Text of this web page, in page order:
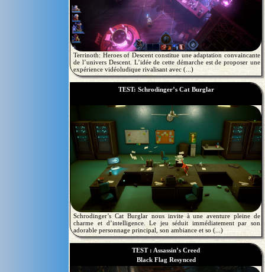
Terrinoth: Heroes of Descent constitue une adaptation convaincante
de l’univers Descent. L’idée de cette démarche est de proposer une
expérience vidéoludique rivalisant avec (...)
TEST: Schrodinger’s Cat Burglar
Schrodinger’s Cat Burglar nous invite à une aventure pleine de
charme et d’intelligence. Le jeu séduit immédiatement par son
adorable personnage principal, son ambiance et so (...)
TEST : Assassin’s Creed
Black Flag Resynced